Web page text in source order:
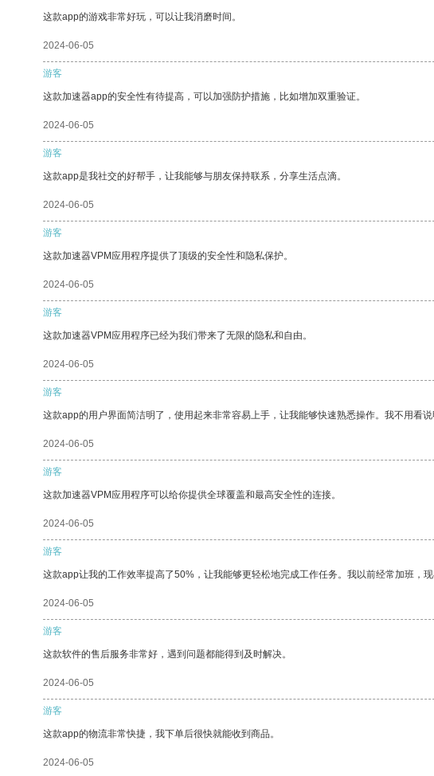
这款app的游戏非常好玩，可以让我消磨时间。
2024-06-05
游客
这款加速器app的安全性有待提高，可以加强防护措施，比如增加双重验证。
2024-06-05
游客
这款app是我社交的好帮手，让我能够与朋友保持联系，分享生活点滴。
2024-06-05
游客
这款加速器VPM应用程序提供了顶级的安全性和隐私保护。
2024-06-05
游客
这款加速器VPM应用程序已经为我们带来了无限的隐私和自由。
2024-06-05
游客
这款app的用户界面简洁明了，使用起来非常容易上手，让我能够快速熟悉操作。我不用看说
2024-06-05
游客
这款加速器VPM应用程序可以给你提供全球覆盖和最高安全性的连接。
2024-06-05
游客
这款app让我的工作效率提高了50%，让我能够更轻松地完成工作任务。我以前经常加班，
2024-06-05
游客
这款软件的售后服务非常好，遇到问题都能得到及时解决。
2024-06-05
游客
这款app的物流非常快捷，我下单后很快就能收到商品。
2024-06-05